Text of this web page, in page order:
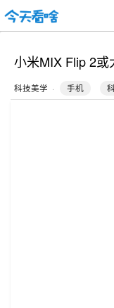
小米MIX Flip 2
科技美学 · 手机